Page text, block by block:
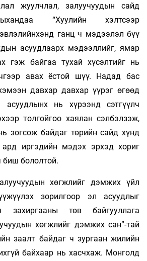
жуулчлал, залуучуудын сайд
“Хуулийн хэлтсээр
ганц ч мэдээлэл бүү
асуудлаарх мэдээллийг, ямар
гэж байгаа тухай хүсэлтийг нь
авах ёстой шүү. Надад бас
давхар давхар үүрэг өгөөд
нь хүрээнд сэтгүүлч
толгойгоо хаялан сэлбэлзэж,
зогсож байдаг төрийн сайд хүнд
иргэдийн мэдэх эрхэд хориг
биш бололтой.
хөгжлийг дэмжих үйл
зорилгоор эл асуудлыг
захиргааны төв байгууллага
хөгжлийг дэмжих сан”-тай
заалт байдаг ч зургаан жилийн
байхаар нь хасчхаж. Монголд